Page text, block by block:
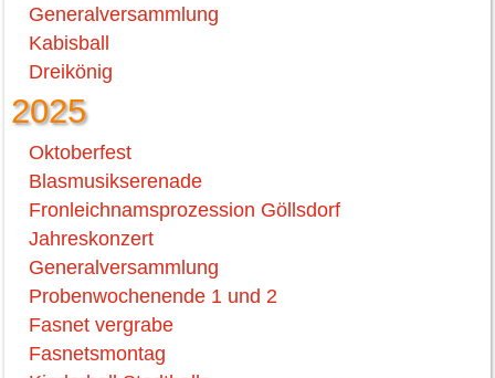
Generalversammlung
Kabisball
Dreikönig
2025
Oktoberfest
Blasmusikserenade
Fronleichnamsprozession Göllsdorf
Jahreskonzert
Generalversammlung
Probenwochenende 1 und 2
Fasnet vergrabe
Fasnetsmontag